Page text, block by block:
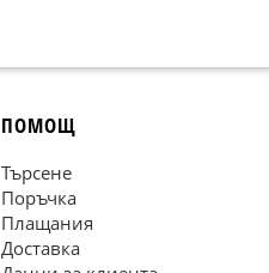
ПОМОЩ
Търсене
Поръчка
Плащания
Доставка